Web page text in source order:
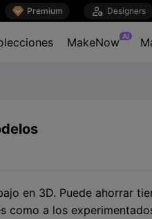
 Premium  Designers
MakeNow AI
en 3D. Puede ahorrar
como a los